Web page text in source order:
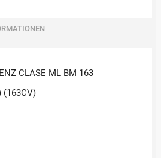
CLASE ML BM 163
(163CV)